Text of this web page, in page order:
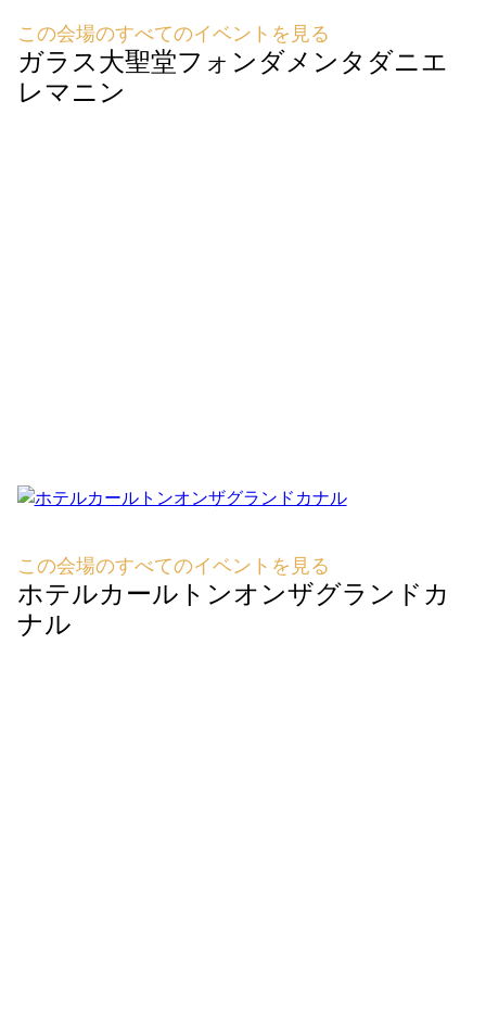
この会場のすべてのイベントを見る
ガラス大聖堂フォンダメンタダニエ
レマニン
この会場のすべてのイベントを見る
ホテルカールトンオンザグランドカ
ナル